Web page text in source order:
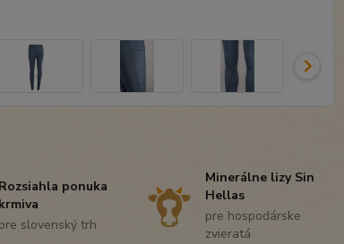
Rozsiahla ponuka
krmiva
pre slovenský trh
Minerálne lizy Sin
Hellas
pre hospodárske
zvieratá